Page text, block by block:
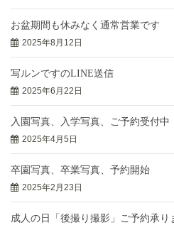
お盆期間も休みなく通常営業です
2025年8月12日
写ルンですのLINE送信
2025年6月22日
入園写真、入学写真、ご予約受付中
2025年4月5日
卒園写真、卒業写真、予約開始
2025年2月23日
成人の日「後撮り撮影」ご予約承り